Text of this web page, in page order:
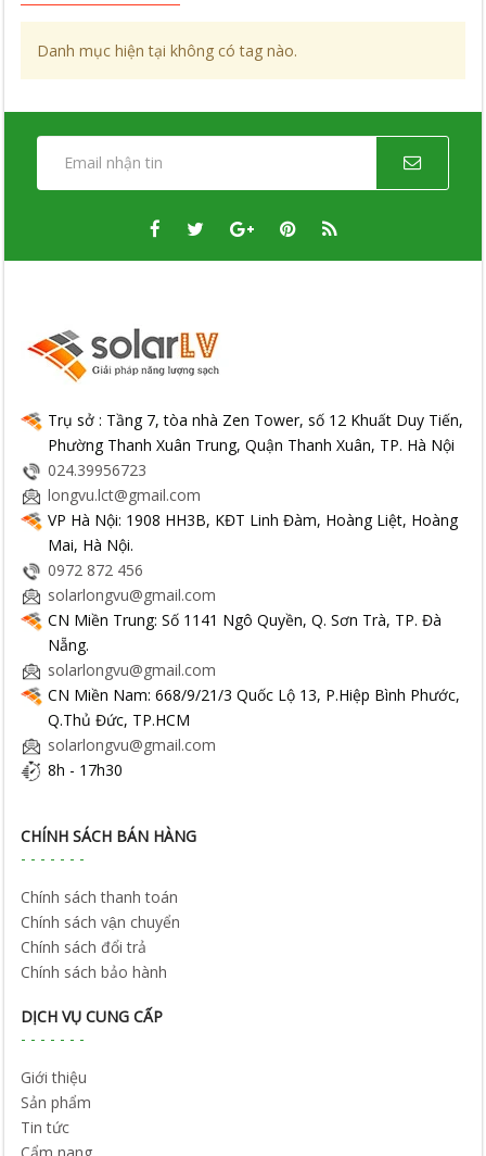
Danh mục hiện tại không có tag nào.
Trụ sở : Tầng 7, tòa nhà Zen Tower, số 12 Khuất Duy Tiến,
Phường Thanh Xuân Trung, Quận Thanh Xuân, TP. Hà Nội
024.39956723
longvu.lct@gmail.com
VP Hà Nội: 1908 HH3B, KĐT Linh Đàm, Hoàng Liệt, Hoàng
Mai, Hà Nội.
0972 872 456
solarlongvu@gmail.com
CN Miền Trung: Số 1141 Ngô Quyền, Q. Sơn Trà, TP. Đà
Nẵng.
solarlongvu@gmail.com
CN Miền Nam: 668/9/21/3 Quốc Lộ 13, P.Hiệp Bình Phước,
Q.Thủ Đức, TP.HCM
solarlongvu@gmail.com
8h - 17h30
CHÍNH SÁCH BÁN HÀNG
Chính sách thanh toán
Chính sách vận chuyển
Chính sách đổi trả
Chính sách bảo hành
DỊCH VỤ CUNG CẤP
Giới thiệu
Sản phẩm
Tin tức
Cẩm nang